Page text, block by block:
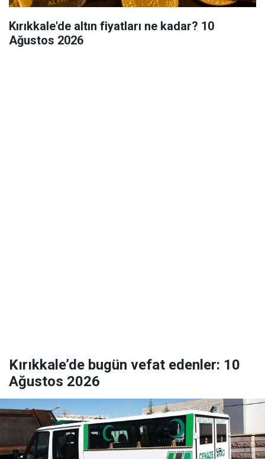
Kırıkkale'de altın fiyatları ne kadar? 10
Ağustos 2026
Kırıkkale’de bugün vefat edenler: 10
Ağustos 2026